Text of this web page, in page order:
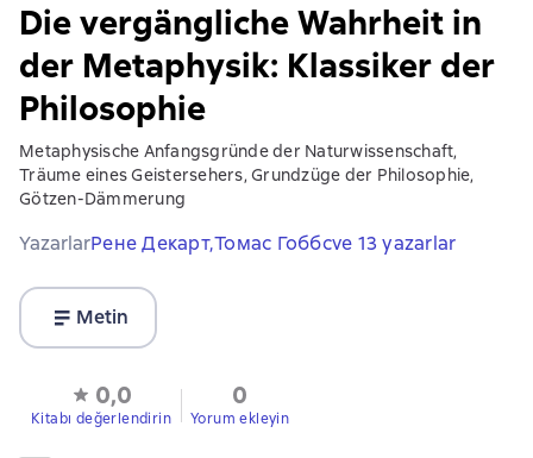
Die vergängliche Wahrheit in
der Metaphysik: Klassiker der
Philosophie
Metaphysische Anfangsgründe der Naturwissenschaft,
Träume eines Geistersehers, Grundzüge der Philosophie,
Götzen-Dämmerung
YazarlarРене Декарт,Томас Гоббсve 13 yazarlar
Metin
0,0
Kitabı değerlendirin
0
Yorum ekleyin